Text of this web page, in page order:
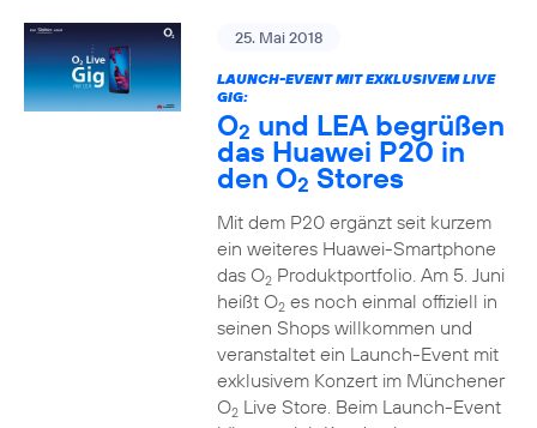
25. Mai 2018
LAUNCH-EVENT MIT EXKLUSIVEM LIVE
GIG:
O2 und LEA begrüßen
das Huawei P20 in
den O2 Stores
Mit dem P20 ergänzt seit kurzem
ein weiteres Huawei-Smartphone
das O2Produktportfolio. Am 5. Juni
heißt O2es noch einmal offiziell in
seinen Shops willkommen und
veranstaltet ein Launch-Event mit
exklusivem Konzert im Münchener
O2Live Store. Beim Launch-Event